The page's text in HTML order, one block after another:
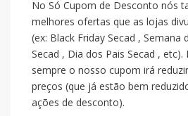
No Só Cupom de Desconto nós
melhores ofertas que as lojas
(ex: Black Friday Secad , Semana
Secad , Dia dos Pais Secad ,
sempre o nosso cupom irá
preços (que já estão bem
ações de desconto).